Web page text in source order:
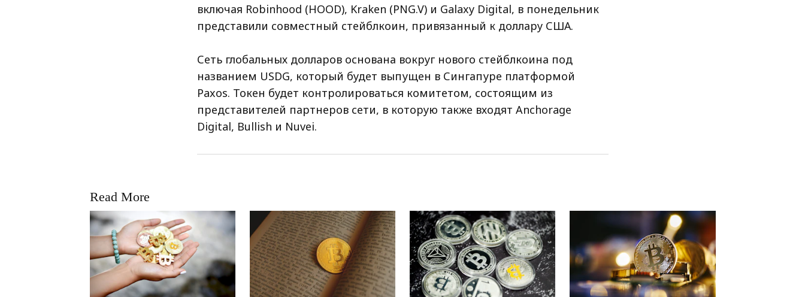
включая Robinhood (HOOD), Kraken (PNG.V) и Galaxy Digital, в понедельник
представили совместный стейблкоин, привязанный к доллару США.
Сеть глобальных долларов основана вокруг нового стейблкоина под
названием USDG, который будет выпущен в Сингапуре платформой
Paxos. Токен будет контролироваться комитетом, состоящим из
представителей партнеров сети, в которую также входят Anchorage
Digital, Bullish и Nuvei.
Read More
RRCNEWS_RU RRCNEWS_RU RRCNEWS_RU RRCNEWS_RU